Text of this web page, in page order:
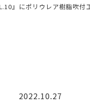
』にポリウレア樹脂吹付
2022.10.27